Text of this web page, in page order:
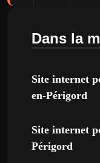
Dans la
Site internet
en-Périgord
Site internet
Périgord